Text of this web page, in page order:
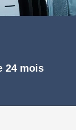
24 mois